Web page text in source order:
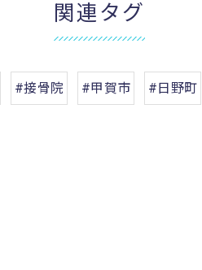
関連タグ
#接骨院 #甲賀市 #日野町